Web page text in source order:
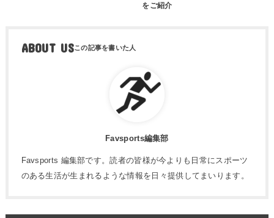
をご紹介
ABOUT US
Favsports編集部
Favsports 編集部です。読者の皆様が今よりも日常にスポーツ
のある生活が生まれるような情報を日々提供してまいります。